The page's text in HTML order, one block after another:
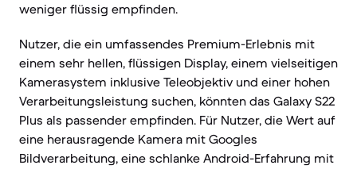
weniger flüssig empfinden.
Nutzer, die ein umfassendes Premium-Erlebnis mit
einem sehr hellen, flüssigen Display, einem vielseitigen
Kamerasystem inklusive Teleobjektiv und einer hohen
Verarbeitungsleistung suchen, könnten das Galaxy S22
Plus als passender empfinden. Für Nutzer, die Wert auf
eine herausragende Kamera mit Googles
Bildverarbeitung, eine schlanke Android-Erfahrung mit